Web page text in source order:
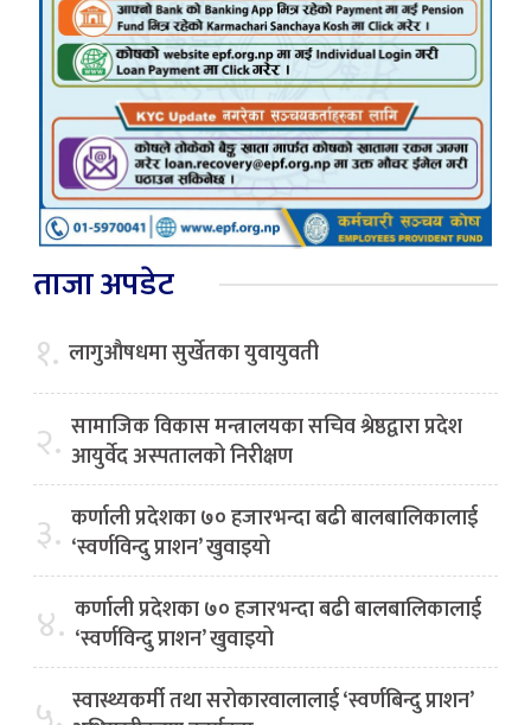
ताजा अपडेट
१. लागुऔषधमा सुर्खेतका युवायुवती
२. सामाजिक विकास मन्त्रालयका सचिव श्रेष्ठद्वारा प्रदेश
आयुर्वेद अस्पतालको निरीक्षण
३. कर्णाली प्रदेशका ७० हजारभन्दा बढी बालबालिकालाई
‘स्वर्णविन्दु प्राशन’ खुवाइयो
४. कर्णाली प्रदेशका ७० हजारभन्दा बढी बालबालिकालाई
‘स्वर्णविन्दु प्राशन’ खुवाइयो
स्वास्थ्यकर्मी तथा सरोकारवालालाई ‘स्वर्णबिन्दु प्राशन’